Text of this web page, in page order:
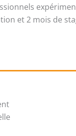
et 2 mois de